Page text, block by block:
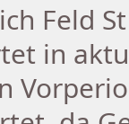
Feld
in